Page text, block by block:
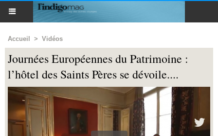
Accueil > Vidéos
Journées Européennes du Patrimoine :
l’hôtel des Saints Pères se dévoile....